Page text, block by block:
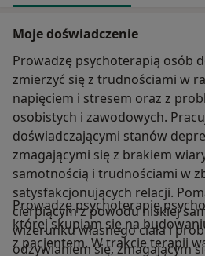
Moje doświadczenie
Prowadzę psychoterapią osób
zmierzyć się z trudnościami w
napięciem i stresem oraz z
osobistych i zawodowych.
doświadczającymi stanów
zmagającymi się z brakiem
samotnością i trudnościami w
satysfakcjonujących relacji.
cierpiącym z powodu niskiej
wizerunku własnego ciała i
odżywianiem się, zmagającym
Prowadzę psychoterapię
której skupiam się na
z pacjentem. W trakcie terapii